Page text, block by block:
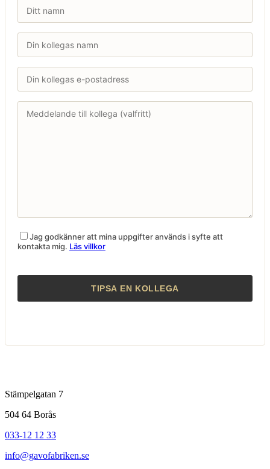
Jag godkänner att mina uppgifter används i syfte att
kontakta mig. Läs villkor
Stämpelgatan 7
504 64 Borås
033-12 12 33
info@gavofabriken.se